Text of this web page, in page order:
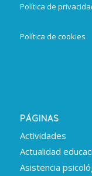
Política de
Política de cookies
PÁGINAS
Actividades
Actualidad
Asistencia